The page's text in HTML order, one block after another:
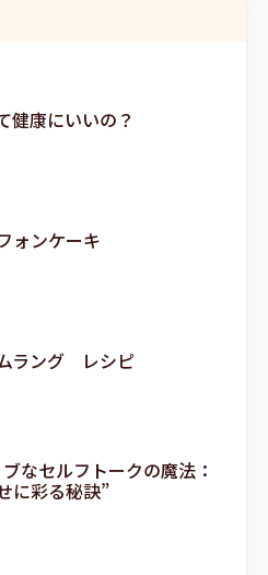
健康にいいの？
ォンケーキ
ラング レシピ
なセルフトークの魔法：
に彩る秘訣”